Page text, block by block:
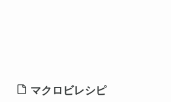
マクロビレシピ